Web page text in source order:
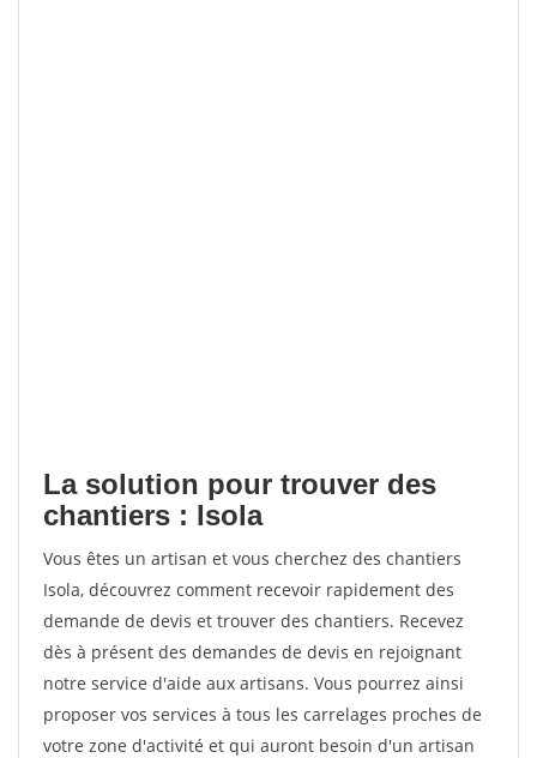
La solution pour trouver des
chantiers : Isola
Vous êtes un artisan et vous cherchez des chantiers
Isola, découvrez comment recevoir rapidement des
demande de devis et trouver des chantiers. Recevez
dès à présent des demandes de devis en rejoignant
notre service d'aide aux artisans. Vous pourrez ainsi
proposer vos services à tous les carrelages proches de
votre zone d'activité et qui auront besoin d'un artisan